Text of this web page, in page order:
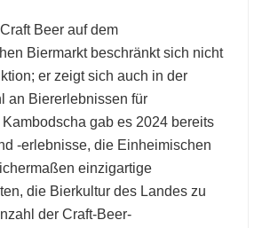
Beer auf dem
Biermarkt beschränkt sich nicht
er zeigt sich auch in der
an Biererlebnissen für
gab es 2024 bereits
-erlebnisse, die Einheimischen
einzigartige
die Bierkultur des Landes zu
der Craft-Beer-